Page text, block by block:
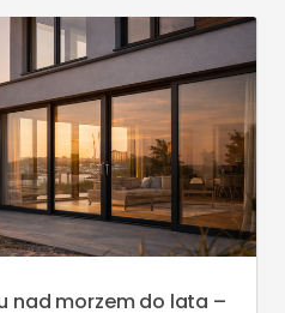
nad morzem do lata –